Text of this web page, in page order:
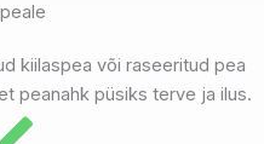
kiilaspea või raseeritud pea
peanahk püsiks terve ja ilus.